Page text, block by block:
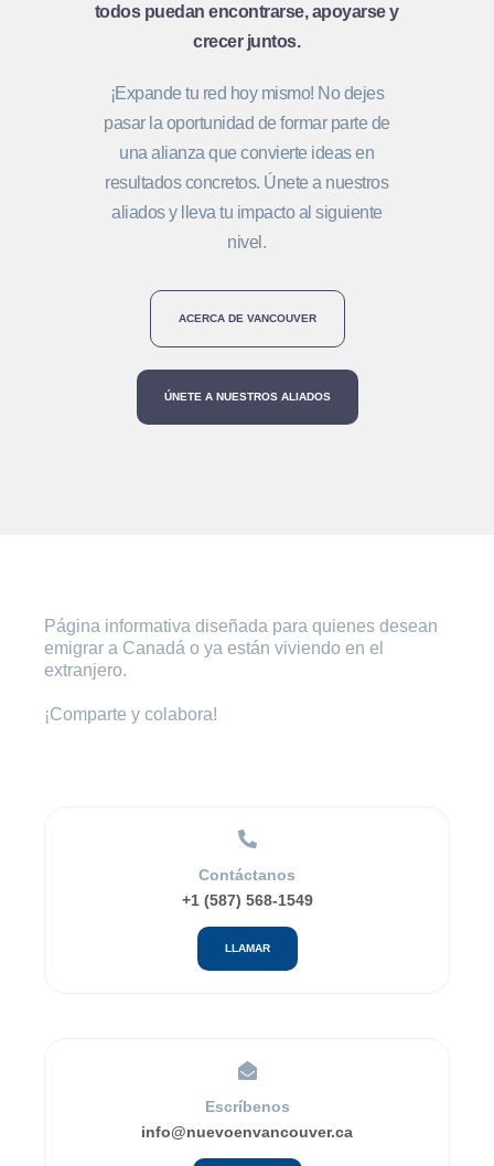
todos puedan encontrarse, apoyarse y
crecer juntos.
¡Expande tu red hoy mismo! No dejes
pasar la oportunidad de formar parte de
una alianza que convierte ideas en
resultados concretos. Únete a nuestros
aliados y lleva tu impacto al siguiente
nivel.
ACERCA DE VANCOUVER
ÚNETE A NUESTROS ALIADOS
Página informativa diseñada para quienes desean
emigrar a Canadá o ya están viviendo en el
extranjero.
¡Comparte y colabora!
Contáctanos
+1 (587) 568-1549
LLAMAR
Escríbenos
info@nuevoenvancouver.ca